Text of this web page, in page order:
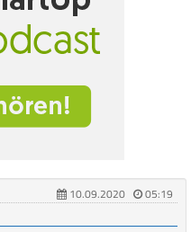
10.09.2020
05:19